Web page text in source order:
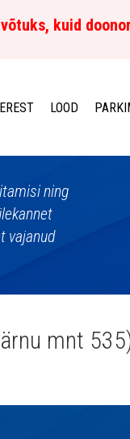
kuid
LOOD
ning
vajanud
mnt